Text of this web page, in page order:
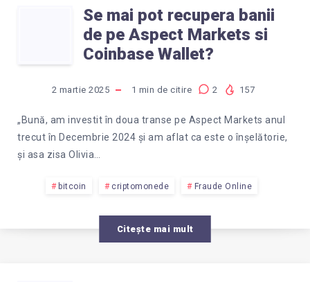
COINBASE
WALLET?
MAI
POT
RECUPERA
BANII
DE
PE
Se mai pot recupera banii
de pe Aspect Markets si
Coinbase Wallet?
2 martie 2025 1 min de citire 2 157
„Bună, am investit în doua transe pe Aspect Markets anul
trecut în Decembrie 2024 și am aflat ca este o înșelătorie,
și asa zisa Olivia…
bitcoin criptomonede Fraude Online
Citește mai mult